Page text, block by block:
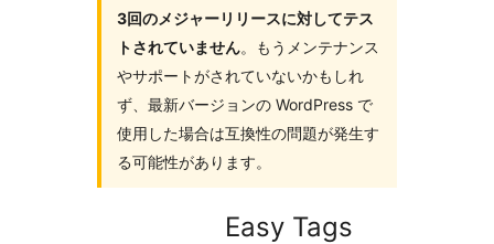
3回のメジャーリリースに対してテス
トされていません。もうメンテナンス
やサポートがされていないかもしれ
ず、最新バージョンの WordPress で
使用した場合は互換性の問題が発生す
る可能性があります。
Easy Tags